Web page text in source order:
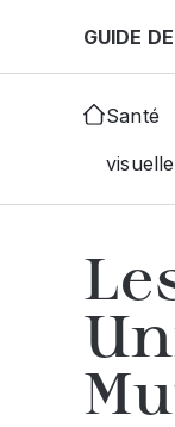
GUIDE
Santé
visuelle
Accueil